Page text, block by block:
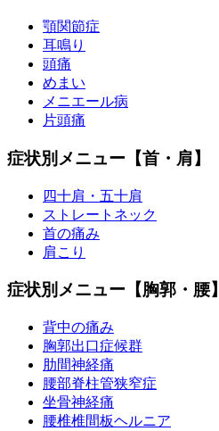
顎関節症
耳鳴り
頭痛
めまい
メニエール病
片頭痛
症状別メニュー【首・肩】
四十肩・五十肩
ストレートネック
首の痛み
肩こり
症状別メニュー【胸郭・腰】
背中の痛み
胸郭出口症候群
肋間神経痛
腰部脊柱管狭窄症
坐骨神経痛
腰椎椎間板ヘルニア